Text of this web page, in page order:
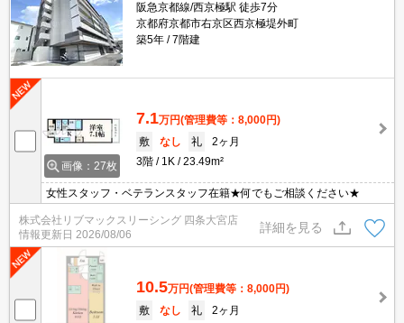
阪急京都線/西京極駅 徒歩7分
京都府京都市右京区西京極堤外町
築5年
7階建
画像：27枚
7.1万円(管理費等：8,000円)
敷
なし 礼
2ヶ月
3階
1K 23.49m²
女性スタッフ・ベテランスタッフ在籍★何でもご相談ください★
株式会社リブマックスリーシング 四条大宮店
情報更新日 2026/08/06
詳細を見る
10.5万円(管理費等：8,000円)
敷
なし 礼
2ヶ月